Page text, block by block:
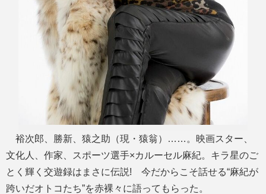
裕次郎、勝新、猿之助（現・猿翁）……。映画スター、
文化人、作家、スポーツ選手×カルーセル麻紀。キラ星のご
とく輝く交遊録はまさに伝説! 今だからこそ話せる“麻紀が
跨いだオトコたち”を赤裸々に語ってもらった。